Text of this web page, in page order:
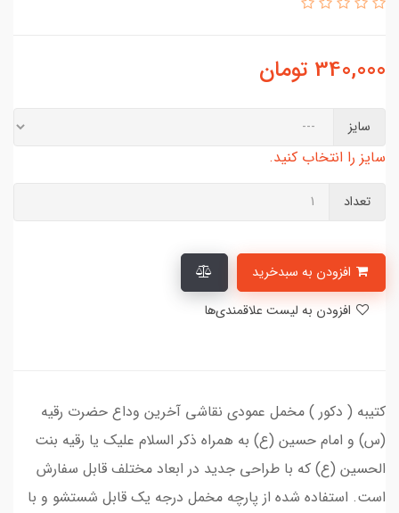
340,000 تومان
سایز
سایز را انتخاب کنید.
تعداد
کتیبه ( دکور ) مخمل عمودی نقاشی آخرین وداع حضرت رقیه
(س) و امام حسین (ع) به همراه ذکر السلام علیک یا رقیه بنت
الحسین (ع) که با طراحی جدید در ابعاد مختلف قابل سفارش
است. استفاده شده از پارچه مخمل درجه یک قابل شستشو و با